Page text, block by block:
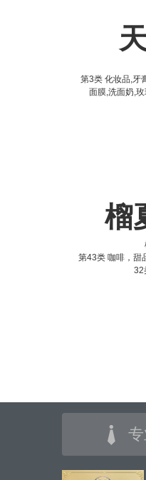
第3类 化妆品,牙
面膜,洗面奶,
榴
第43类 咖啡，甜
32